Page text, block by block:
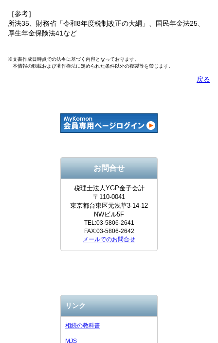
［参考］
所法35、財務省「令和8年度税制改正の大綱」、国民年金法25、
厚生年金保険法41など
※文書作成日時点での法令に基づく内容となっております。
本情報の転載および著作権法に定められた条件以外の複製等を禁じます。
戻る
お問合せ
税理士法人YGP金子会計
〒110-0041
東京都台東区元浅草3-14-12
NWビル5F
TEL:03-5806-2641
FAX:03-5806-2642
メールでのお問合せ
リンク
相続の教科書
MJS